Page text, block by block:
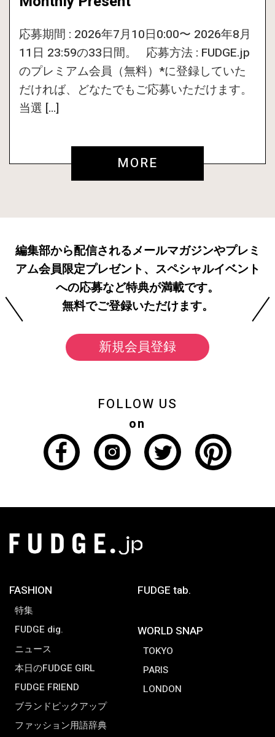
応募期間 : 2026年7月10日0:00〜 2026年8月
11日 23:59の33日間。 応募方法 : FUDGE.jp
のプレミアム会員（無料）*に登録していた
だければ、どなたでもご応募いただけます。
当選 […]
MORE
編集部から配信されるメールマガジンやプレミ
アム会員限定プレゼント、スペシャルイベント
への応募など特典が満載です。
無料でご登録いただけます。
新規会員登録
FOLLOW US
on
FASHION
特集
FUDGE dig.
ニュース
本日のFUDGE GIRL
FUDGE FRIEND
ブランドピックアップ
ファッション用語辞典
FUDGE tab.
WORLD SNAP
TOKYO
PARIS
LONDON